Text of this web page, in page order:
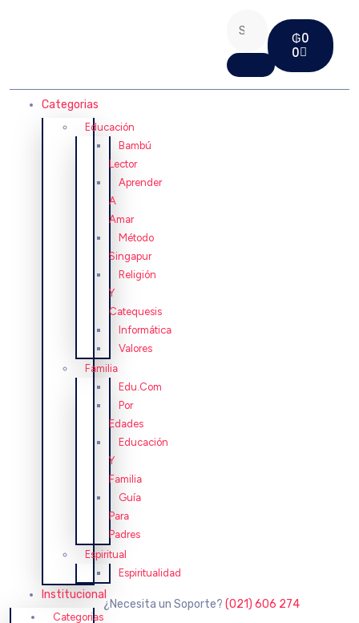
₲0
0
Categorias
Educación
Bambú
Lector
Aprender
A
Amar
Método
Singapur
Religión
Y
Catequesis
Informática
Valores
Familia
Edu.Com
Por
Edades
Educación
Y
Familia
Guía
Para
Padres
Espiritual
Espiritualidad
Institucional
Categorias
¿Necesita un Soporte?(021) 606 274